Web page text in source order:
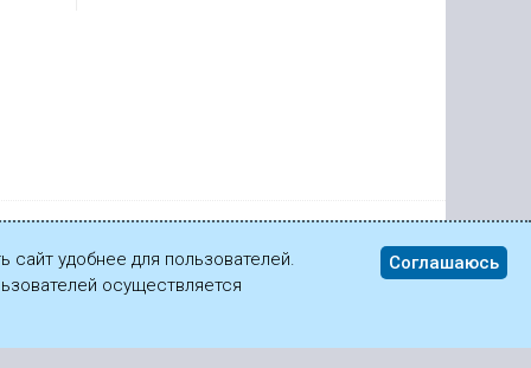
удобнее для пользователей.
осуществляется
Соглашаюсь